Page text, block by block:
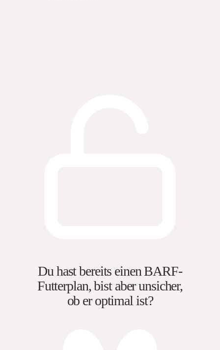
Du hast bereits einen BARF-
Futterplan, bist aber unsicher,
ob er optimal ist?